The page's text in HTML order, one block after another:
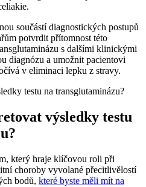
součástí diagnostických postupů
potvrdit přítomnost této
s dalšími klinickými
diagnózu a umožnit pacientovi
v eliminaci lepku z stravy.
výsledky testu
který hraje klíčovou roli při
choroby vyvolané přecitlivělostí
bodů, které byste měli mít na